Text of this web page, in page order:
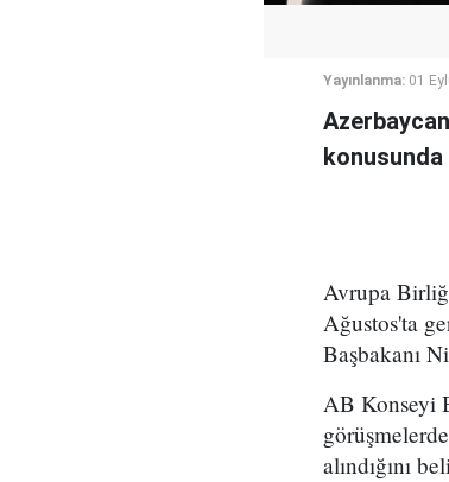
Yayınlanma: 01
konusunda
Avrupa
Ağustos'ta
Başbakanı
AB Konseyi
alındığını